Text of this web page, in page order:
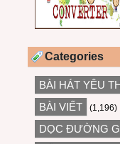
Categories
BÀI HÁT YÊU
BÀI VIẾT (1,196)
DỌC ĐƯỜNG